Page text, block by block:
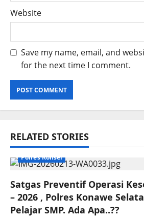
Website
Save my name, email, and
for the next time I comment.
RELATED STORIES
Polres Konsel
Satgas Preventif Operasi
– 2026 , Polres Konawe
Pelajar SMP. Ada Apa..??